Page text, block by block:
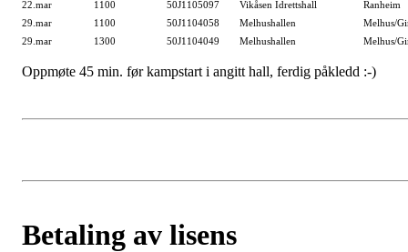
22.mar
1100 50J1105097 Vikåsen Idrettshall
Ranheim
29.mar
1100 50J1104058 Melhushallen
Melhus/
29.mar
1300 50J1104049 Melhushallen Melhus/
Oppmøte 45 min. før kampstart i angitt hall, ferdig påkledd :-)
Betaling av lisens